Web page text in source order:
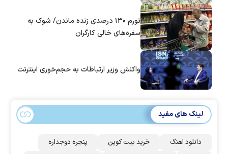
تورم ۱۳۰ درصدی زنده ماندن/ شوک به
سفره‌های خالی کارگران
واکنش وزیر ارتباطات به حجم‌خوری اینترنت
لینک های مفید
دانلود اهنگ خرید بیت کوین پنجره دوجداره